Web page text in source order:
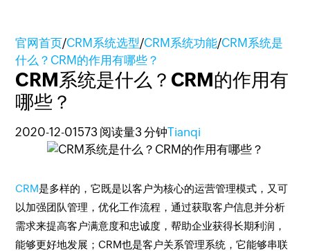
官网首页/CRM系统选型/CRM系统功能/CRM系统是
什么？CRM的作用有哪些？
CRM系统是什么？CRM的作用有
哪些？
2020-12-01 573 阅读量3 分钟Tianqi
CRM是多样的，它既是以客户为核心的运营管理模式，又可
以加强团队管理，优化工作流程，通过获取客户信息并分析
需求来提高客户满意度和忠诚度，帮助企业获得长期利润，
能够更好地发展；CRM也是客户关系管理系统，它能够串联